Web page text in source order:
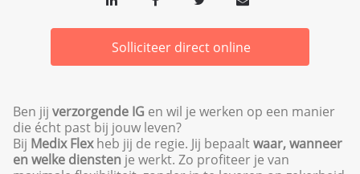
Solliciteer direct online
Ben jij verzorgende IG en wil je werken op een manier
die écht past bij jouw leven?
Bij Medix Flex heb jij de regie. Jij bepaaltwaar, wanneer
en welke diensten je werkt. Zo profiteer je van